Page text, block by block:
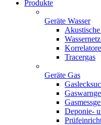
Produkte
Geräte Wasser
Tracergas
Geräte Gas
Deponie-